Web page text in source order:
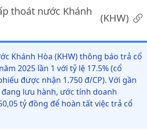
thoát nước Khánh
(KHW)
Khánh Hòa (KHW) thông báo trả cổ
2025 lần 1 với tỷ lệ 17.5% (cổ
được nhận 1.750 đ/CP). Với gần
lưu hành, ước tính doanh
tỷ đồng để hoàn tất việc trả cổ